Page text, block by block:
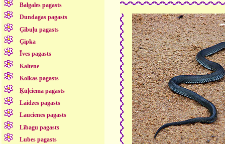
Balgales pagasts
Dundagas pagasts
Ģibuļu pagasts
Ģipka
Īves pagasts
Kaltene
Kolkas pagasts
Ķūļciema pagasts
Laidzes pagasts
Laucienes pagasts
Lībagu pagasts
Lubes pagasts